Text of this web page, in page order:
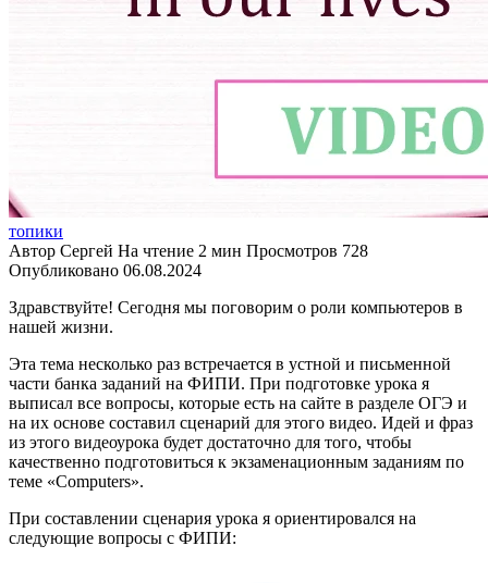
топики
Автор Сергей На чтение 2 мин Просмотров 728
Опубликовано 06.08.2024
Здравствуйте! Сегодня мы поговорим о роли компьютеров в
нашей жизни.
Эта тема несколько раз встречается в устной и письменной
части банка заданий на ФИПИ. При подготовке урока я
выписал все вопросы, которые есть на сайте в разделе ОГЭ и
на их основе составил сценарий для этого видео. Идей и фраз
из этого видеоурока будет достаточно для того, чтобы
качественно подготовиться к экзаменационным заданиям по
теме «Computers».
При составлении сценария урока я ориентировался на
следующие вопросы с ФИПИ: